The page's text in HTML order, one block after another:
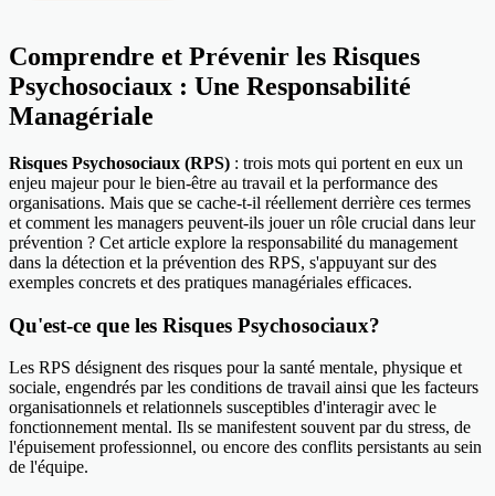
Comprendre et Prévenir les Risques
Psychosociaux : Une Responsabilité
Managériale
Risques Psychosociaux (RPS) : trois mots qui portent en eux un
enjeu majeur pour le bien-être au travail et la performance des
organisations. Mais que se cache-t-il réellement derrière ces termes
et comment les managers peuvent-ils jouer un rôle crucial dans leur
prévention ? Cet article explore la responsabilité du management
dans la détection et la prévention des RPS, s'appuyant sur des
exemples concrets et des pratiques managériales efficaces.
Qu'est-ce que les Risques Psychosociaux?
Les RPS désignent des risques pour la santé mentale, physique et
sociale, engendrés par les conditions de travail ainsi que les facteurs
organisationnels et relationnels susceptibles d'interagir avec le
fonctionnement mental. Ils se manifestent souvent par du stress, de
l'épuisement professionnel, ou encore des conflits persistants au sein
de l'équipe.